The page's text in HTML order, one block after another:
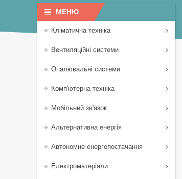
Кліматична техніка
Вентиляційні системи
Опалювальні системи
Комп'ютерна техніка
Мобільний зв'язок
Альтернативна енергія
Автономне енергопостачання
Електроматеріали